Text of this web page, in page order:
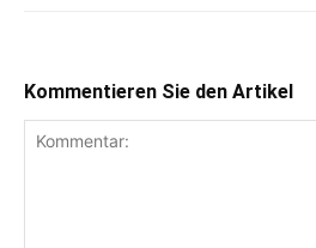
Kommentieren Sie den Artikel